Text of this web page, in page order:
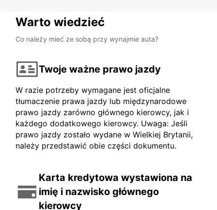
Warto wiedzieć
Co należy mieć ze sobą przy wynajmie auta?
Twoje ważne prawo jazdy
W razie potrzeby wymagane jest oficjalne
tłumaczenie prawa jazdy lub międzynarodowe
prawo jazdy zarówno głównego kierowcy, jak i
każdego dodatkowego kierowcy. Uwaga: Jeśli
prawo jazdy zostało wydane w Wielkiej Brytanii,
należy przedstawić obie części dokumentu.
Karta kredytowa wystawiona na
imię i nazwisko głównego
kierowcy